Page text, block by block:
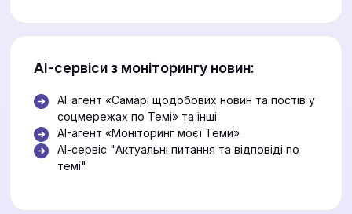
АІ-сервіси з моніторингу новин:
AI-агент «Самарі щодобових новин та постів у
соцмережах по Темі» та інші.
AI-агент «Моніторинг моєї Теми»
АІ-сервіс "Актуальні питання та відповіді по
темі"